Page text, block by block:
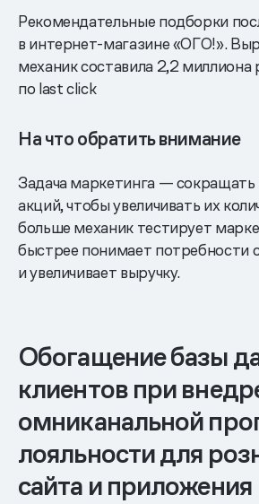
Рекомендательные подборки
в интернет-магазине «ОГО!».
механик составила 2,2 миллиона
по last click
На что обратить внимание
Задача маркетинга — сокращать
акций, чтобы увеличивать их
больше механик тестирует
быстрее понимает потребности
и увеличивает выручку.
Обогащение базы
клиентов при
омниканальной
лояльности для
сайта и приложения